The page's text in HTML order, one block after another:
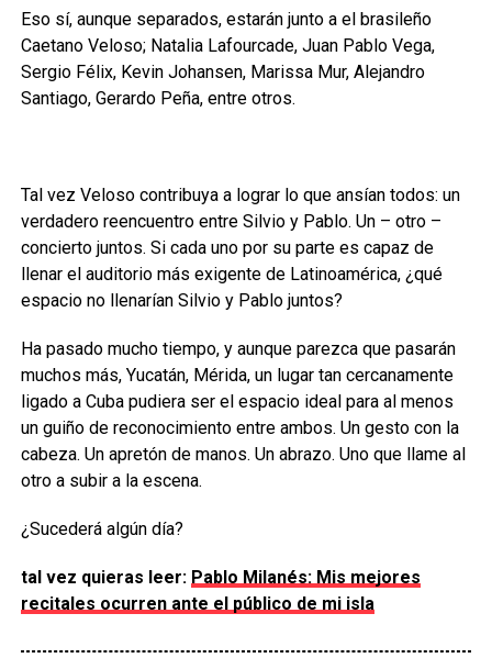
Eso sí, aunque separados, estarán junto a el brasileño
Caetano Veloso; Natalia Lafourcade, Juan Pablo Vega,
Sergio Félix, Kevin Johansen, Marissa Mur, Alejandro
Santiago, Gerardo Peña, entre otros.
Tal vez Veloso contribuya a lograr lo que ansían todos: un
verdadero reencuentro entre Silvio y Pablo. Un – otro –
concierto juntos. Si cada uno por su parte es capaz de
llenar el auditorio más exigente de Latinoamérica, ¿qué
espacio no llenarían Silvio y Pablo juntos?
Ha pasado mucho tiempo, y aunque parezca que pasarán
muchos más, Yucatán, Mérida, un lugar tan cercanamente
ligado a Cuba pudiera ser el espacio ideal para al menos
un guiño de reconocimiento entre ambos. Un gesto con la
cabeza. Un apretón de manos. Un abrazo. Uno que llame al
otro a subir a la escena.
¿Sucederá algún día?
tal vez quieras leer: Pablo Milanés: Mis mejores
recitales ocurren ante el público de mi isla